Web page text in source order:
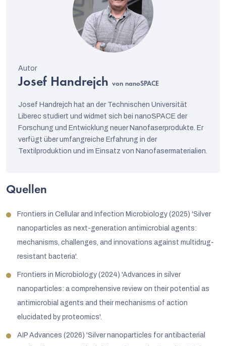
Josef Handrejch von nanoSPACE
Josef Handrejch hat an der Technischen Universität
Liberec studiert und widmet sich bei nanoSPACE der
Forschung und Entwicklung neuer Nanofaserprodukte. Er
verfügt über umfangreiche Erfahrung in der
Textilproduktion und im Einsatz von Nanofasermaterialien.
Quellen
Frontiers in Cellular and Infection Microbiology (2025) 'Silver
nanoparticles as next-generation antimicrobial agents:
mechanisms, challenges, and innovations against multidrug-
resistant bacteria'.
Frontiers in Microbiology (2024) 'Advances in silver
nanoparticles: a comprehensive review on their potential as
antimicrobial agents and their mechanisms of action
elucidated by proteomics'.
AIP Advances (2026) 'Silver nanoparticles for antibacterial